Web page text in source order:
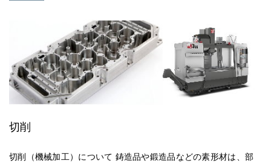
切削
切削（機械加工）について 鋳造品や鍛造品などの素形材は、部